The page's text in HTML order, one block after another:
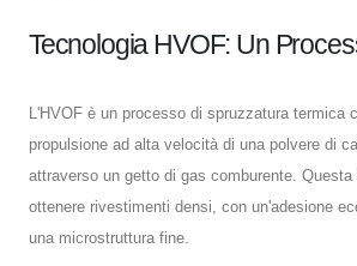
Tecnologia HVOF: Un
L'HVOF è un processo di spruzzatura termica
propulsione ad alta velocità di una polvere di
attraverso un getto di gas comburente.
ottenere rivestimenti densi, con un'adesione
una microstruttura fine.